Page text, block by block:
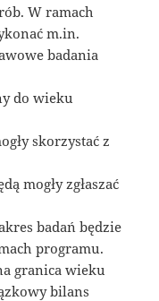
W ramach
m.in.
badania
do wieku
skorzystać z
mogły zgłaszać
badań będzie
programu.
granica wieku
bilans